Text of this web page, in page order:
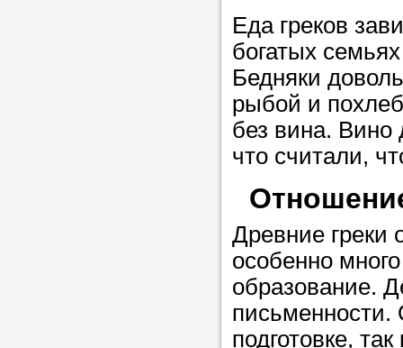
советам,
репетитора
Совет 3.
студент-
хорошо
задачей. Он
цена ниже, и
найдет
учеником.
Еда греков
богатых
Бедняки
рыбой и
без вина. Вино
что считали,
Древние греки
особенно
образование.
письменности.
подготовке,